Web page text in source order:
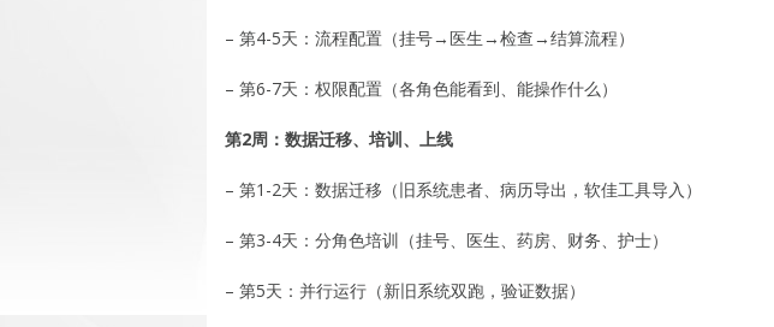
– 第4-5天：流程配置（挂号→医生→检查→结算流程）
– 第6-7天：权限配置（各角色能看到、能操作什么）
第2周：数据迁移、培训、上线
– 第1-2天：数据迁移（旧系统患者、病历导出，软佳工具导入）
– 第3-4天：分角色培训（挂号、医生、药房、财务、护士）
– 第5天：并行运行（新旧系统双跑，验证数据）